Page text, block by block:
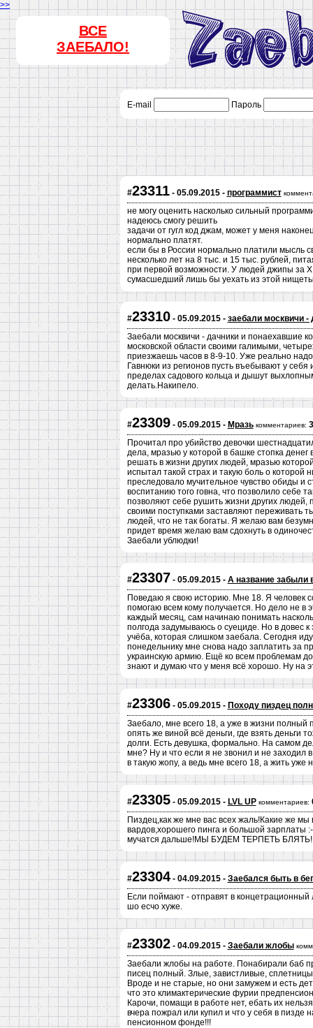
>>
ВСЕ
ЗАЕБАЛО!
E-mail Пароль
#23311- 05.09.2015 - программист
не могу оценить насколько сильный
надеюсь смогу решить
задачи от гугл код джам, может у меня
нормально платят.
если бы в России нормально платили мысль
несколько лет на 8 тыс. и 15 тыс. рублей,
при первой возможности. У людей джипы за Х
сумасшедший лишь бы уехать из этой
#23310- 05.09.2015 - заебали москвичи -
Заебали москвичи - дачники и понаехавшие
московской области своими галимыми,
приезжаешь часов в 8-9-10. Уже реально
Гавнюки из регионов пусть въебывают у
пределах садового кольца и дышут
делать.Накипело.
#23309- 05.09.2015 - Мразь комментариев: 3
Прочитал про убийство девочки
дела, мразью у которой в башке стопка денег
решать в жизни других людей, мразью
испытал такой страх и такую боль о которой
преследовало мучительное чувство обиды и
воспитанию того говна, что позволило себе
позволяют себе рушить жизни других людей,
своими поступками заставляют переживать
людей, что не так богаты. Я желаю вам
придет время желаю вам сдохнуть в
Заебали ублюдки!
#23307 - 05.09.2015 - А название забыли
Поведаю я свою историю. Мне 18. Я человек
помогаю всем кому получается. Но дело не в
каждый месяц, сам начинаю понимать
полгода задумываюсь о суециде. Но в довес
учёба, которая слишком заебала. Сегодня
понедельнику мне снова надо заплатить за
украинскую армию. Ещё ко всем проблемам
знают и думаю что у меня всё хорошо. Ну на
#23306- 05.09.2015 - Походу пиздец
Заебало, мне всего 18, а уже в жизни полный
опять же виной всё деньги, где взять деньги
долги. Есть девушка, формально. На самом
мне? Ну и что если я не звонил и не заходил
в такую жопу, а ведь мне всего 18, а жить уже
#23305- 05.09.2015 - LVL UP комментариев:
Пиздец,как же мне вас всех жаль!Какие же
вардов,хорошего пинга и большой зарплаты
мучатся дальше!МЫ БУДЕМ ТЕРПЕТЬ
#23304- 04.09.2015 - Заебался быть в
Если поймают - отправят в концетрационный
шо есчо хуже.
#23302- 04.09.2015 - Заебали жлобы
Заебали жлобы на работе. Понабирали баб
писец полный. Злые, завистливые,
Вроде и не старые, но они замужем и есть
что это климактерические фурии
Карочи, помащи в работе нет, ебать их
вчера пожрал или купил и что у себя в пизде
пенсионном фонде!!!